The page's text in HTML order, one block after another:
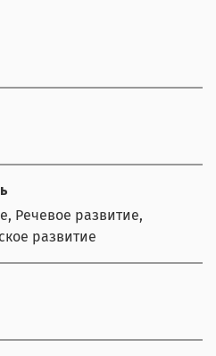
Речевое развитие,
развитие